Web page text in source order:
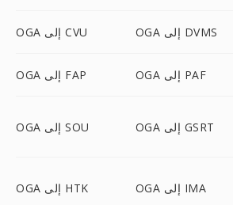
OGA إلى CVU OGA إلى DVMS
OGA إلى FAP OGA إلى PAF
OGA إلى SOU OGA إلى GSRT
OGA إلى HTK OGA إلى IMA